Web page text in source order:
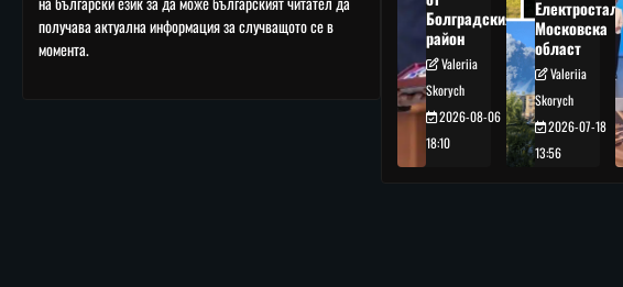
получава актуална информация за случващото се в
момента.
Болградския
район
Valeriia
Skorych
2026-08-06
18:10
Електростал,
Московска
област
Valeriia
Skorych
2026-07-18
13:56